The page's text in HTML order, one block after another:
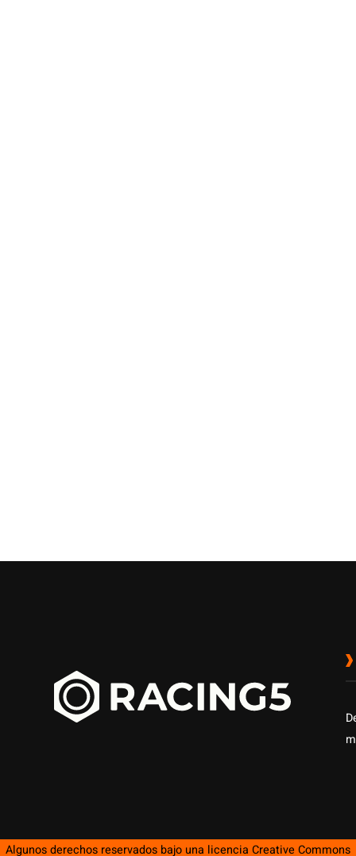
Algunos derechos reservados bajo una licencia Creative Commons